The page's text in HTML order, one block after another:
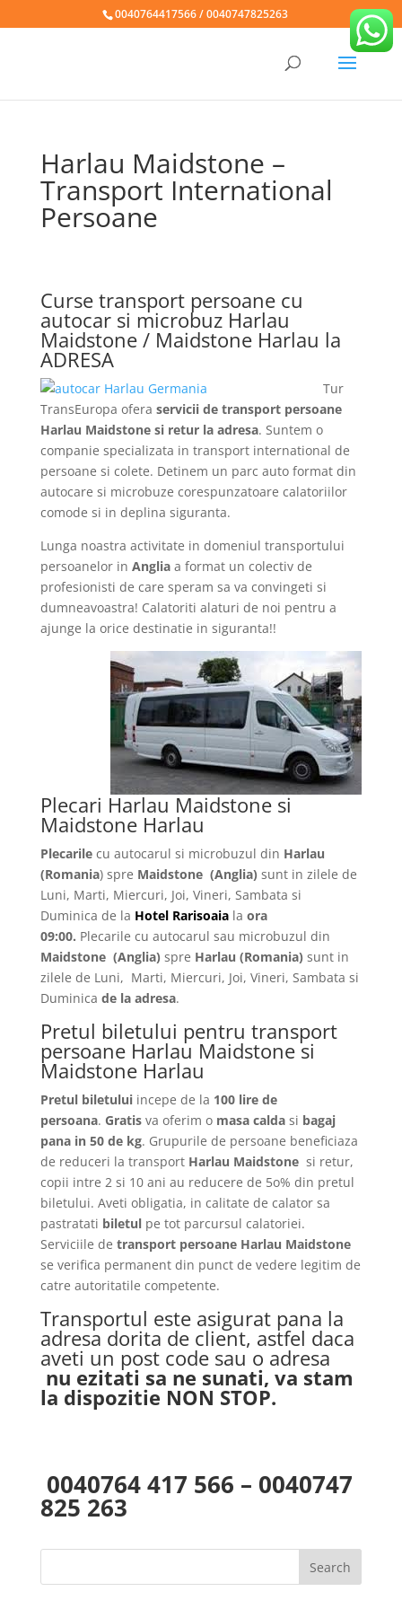
0040764417566 / 0040747825263
Harlau Maidstone –
Transport International
Persoane
Curse transport persoane cu
autocar si microbuz Harlau
Maidstone / Maidstone Harlau la
ADRESA
Tur
TransEuropa ofera servicii de transport persoane
Harlau Maidstone si retur la adresa. Suntem o
companie specializata in transport international de
persoane si colete. Detinem un parc auto format din
autocare si microbuze corespunzatoare calatoriilor
comode si in deplina siguranta.
Lunga noastra activitate in domeniul transportului
persoanelor in Angliaa format un colectiv de
profesionisti de care speram sa va convingeti si
dumneavoastra! Calatoriti alaturi de noi pentru a
ajunge la orice destinatie in siguranta!!
Plecari Harlau Maidstone si
Maidstone Harlau
Plecarilecu autocarul si microbuzul din Harlau
(Romania) spre Maidstone (Anglia) sunt in zilele de
Luni, Marti, Miercuri, Joi, Vineri, Sambata si
Duminica de la Hotel Rarisoaiala ora
09:00. Plecarile cu autocarul sau microbuzul din
Maidstone (Anglia) spre Harlau (Romania) sunt in
zilele de Luni, Marti, Miercuri, Joi, Vineri, Sambata si
Duminica de la adresa.
Pretul biletului pentru transport
persoane Harlau Maidstone si
Maidstone Harlau
Pretul biletuluiincepe de la 100 lire de
persoana. Gratisva oferim o masa caldasi bagaj
pana in 50 de kg. Grupurile de persoane beneficiaza
de reduceri la transport Harlau Maidstone si retur,
copii intre 2 si 10 ani au reducere de 5o% din pretul
biletului. Aveti obligatia, in calitate de calator sa
pastratati biletulpe tot parcursul calatoriei.
Serviciile de transport persoane Harlau Maidstone
se verifica permanent din punct de vedere legitim de
catre autoritatile competente.
Transportul este asigurat pana la
adresa dorita de client, astfel daca
aveti un post code sau o adresa
nu ezitati sa ne sunati, va stam
la dispozitie NON STOP.
0040764 417 566 – 0040747
825 263